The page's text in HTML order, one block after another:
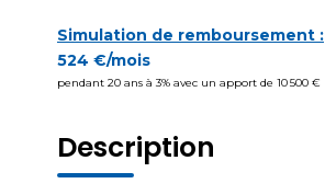
Simulation de remboursement :
524 €/mois
pendant 20 ans à 3% avec un apport de 10 500 €
Description